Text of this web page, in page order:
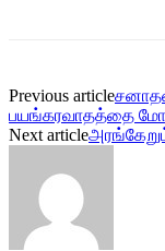
Previous article
பயங்கரவாதத்தை
Next article